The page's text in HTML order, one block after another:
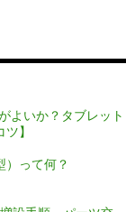
よいか？タブレット
】
）って何？